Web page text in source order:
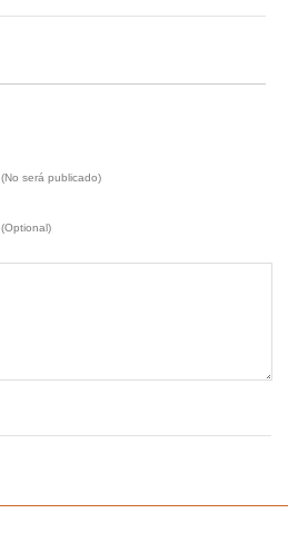
(No será publicado)
(Optional)